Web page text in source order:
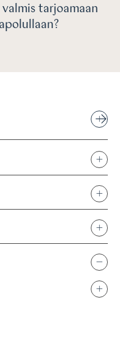
tarjoamaan